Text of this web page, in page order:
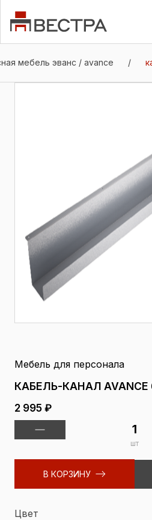
мебель эванс / avance /
Мебель для персонала
КАБЕЛЬ-КАНАЛ AVANCE
2 995 ₽
шт
В КОРЗИНУ
Цвет